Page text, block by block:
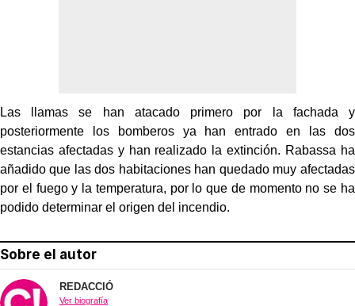
Las llamas se han atacado primero por la fachada y
posteriormente los bomberos ya han entrado en las dos
estancias afectadas y han realizado la extinción. Rabassa ha
añadido que las dos habitaciones han quedado muy afectadas
por el fuego y la temperatura, por lo que de momento no se ha
podido determinar el origen del incendio.
Sobre el autor
REDACCIÓ
Ver biografía